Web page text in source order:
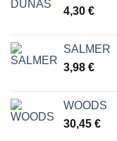
4,30 €
SALMER
3,98 €
WOODS
30,45 €